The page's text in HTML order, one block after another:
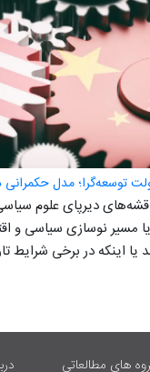
توسعه‌گرا؛ مدل حکمرانی
دیرپای علوم
مسیر نوسازی سیاسی و
یا اینکه در برخی شرایط
های مطالعاتی